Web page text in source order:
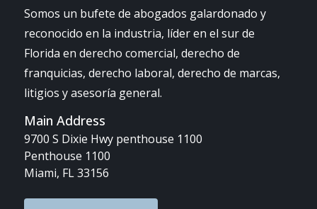
Somos un bufete de abogados galardonado y
reconocido en la industria, líder en el sur de
Florida en derecho comercial, derecho de
franquicias, derecho laboral, derecho de marcas,
litigios y asesoría general.
Main Address
9700 S Dixie Hwy penthouse 1100
Penthouse 1100
Miami, FL 33156